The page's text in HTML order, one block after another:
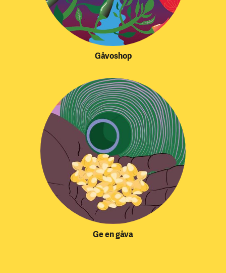
Ge en gåva
Gåvoshop